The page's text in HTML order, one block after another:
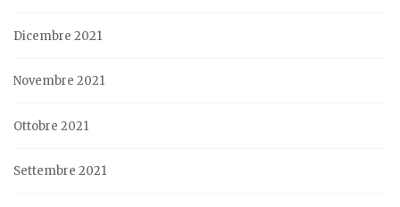
Dicembre 2021
Novembre 2021
Ottobre 2021
Settembre 2021